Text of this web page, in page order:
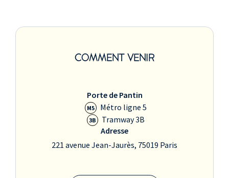
COMMENT VENIR
Porte de Pantin
M5 Métro ligne 5
3B
Tramway 3B
Adresse
221 avenue Jean-Jaurès, 75019 Paris